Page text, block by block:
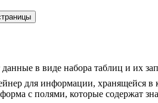
в виде набора таблиц и их
для информации, хранящейся
с полями, которые содержат